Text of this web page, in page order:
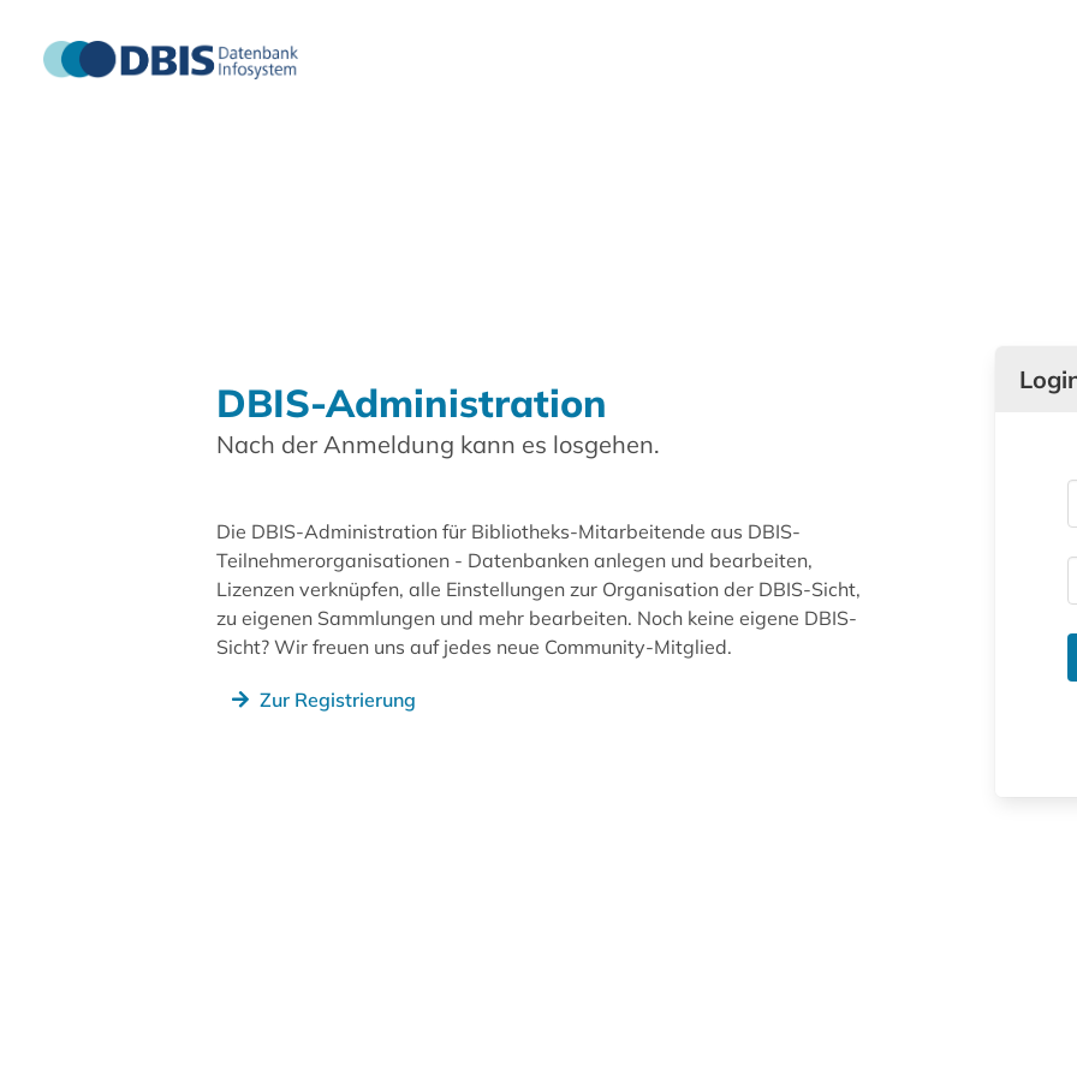
DBIS-Administration
Nach der Anmeldung kann es losgehen.
Die DBIS-Administration für Bibliotheks-Mitarbeitende aus DBIS-
Teilnehmerorganisationen - Datenbanken anlegen und bearbeiten,
Lizenzen verknüpfen, alle Einstellungen zur Organisation der DBIS-Sicht,
zu eigenen Sammlungen und mehr bearbeiten. Noch keine eigene DBIS-
Sicht? Wir freuen uns auf jedes neue Community-Mitglied.
Zur Registrierung